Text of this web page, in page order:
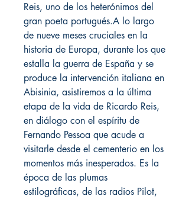
Reis, uno de los heterónimos del
gran poeta portugués.A lo largo
de nueve meses cruciales en la
historia de Europa, durante los que
estalla la guerra de España y se
produce la intervención italiana en
Abisinia, asistiremos a la última
etapa de la vida de Ricardo Reis,
en diálogo con el espíritu de
Fernando Pessoa que acude a
visitarle desde el cementerio en los
momentos más inesperados. Es la
época de las plumas
estilográficas, de las radios Pilot,